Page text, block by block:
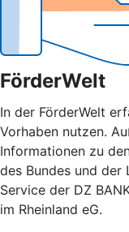
FörderWelt
In der FörderWelt
Vorhaben nutzen.
Informationen zu
des Bundes und der
Service der DZ
im Rheinland eG.